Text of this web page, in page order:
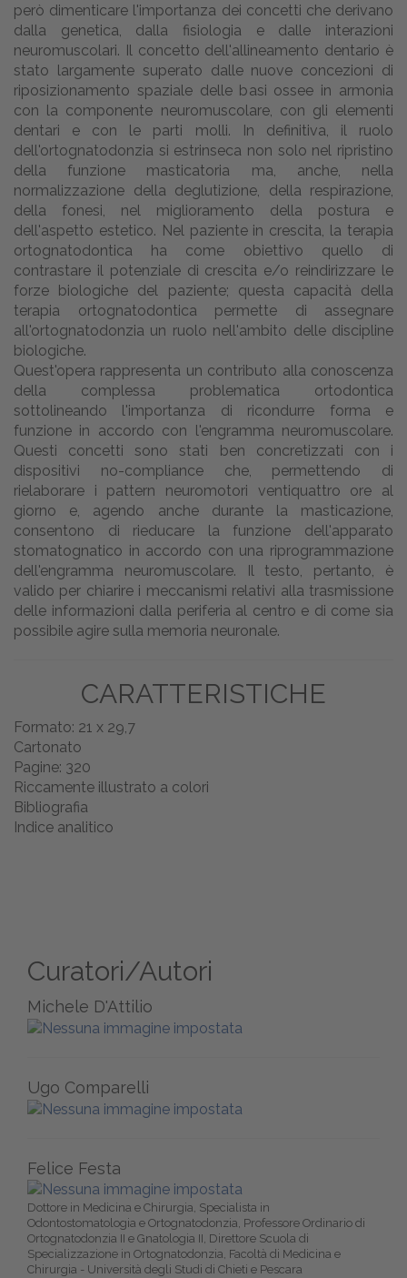
però dimenticare l'importanza dei concetti che derivano
dalla genetica, dalla fisiologia e dalle interazioni
neuromuscolari. Il concetto dell'allineamento dentario è
stato largamente superato dalle nuove concezioni di
riposizionamento spaziale delle basi ossee in armonia
con la componente neuromuscolare, con gli elementi
dentari e con le parti molli. In definitiva, il ruolo
dell'ortognatodonzia si estrinseca non solo nel ripristino
della funzione masticatoria ma, anche, nella
normalizzazione della deglutizione, della respirazione,
della fonesi, nel miglioramento della postura e
dell'aspetto estetico. Nel paziente in crescita, la terapia
ortognatodontica ha come obiettivo quello di
contrastare il potenziale di crescita e/o reindirizzare le
forze biologiche del paziente; questa capacità della
terapia ortognatodontica permette di assegnare
all'ortognatodonzia un ruolo nell'ambito delle discipline
biologiche.
Quest'opera rappresenta un contributo alla conoscenza
della complessa problematica ortodontica
sottolineando l'importanza di ricondurre forma e
funzione in accordo con l'engramma neuromuscolare.
Questi concetti sono stati ben concretizzati con i
dispositivi no-compliance che, permettendo di
rielaborare i pattern neuromotori ventiquattro ore al
giorno e, agendo anche durante la masticazione,
consentono di rieducare la funzione dell'apparato
stomatognatico in accordo con una riprogrammazione
dell'engramma neuromuscolare. Il testo, pertanto, è
valido per chiarire i meccanismi relativi alla trasmissione
delle informazioni dalla periferia al centro e di come sia
possibile agire sulla memoria neuronale.
CARATTERISTICHE
Formato: 21 x 29,7
Cartonato
Pagine: 320
Riccamente illustrato a colori
Bibliografia
Indice analitico
Curatori/Autori
Michele D'Attilio
Ugo Comparelli
Felice Festa
Dottore in Medicina e Chirurgia, Specialista in
Odontostomatologia e Ortognatodonzia, Professore Ordinario di
Ortognatodonzia II e Gnatologia II, Direttore Scuola di
Specializzazione in Ortognatodonzia, Facoltà di Medicina e
Chirurgia - Università degli Studi di Chieti e Pescara